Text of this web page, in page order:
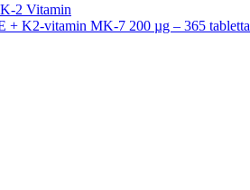
K-2 Vitamin
+ K2-vitamin MK-7 200 µg – 365 tabletta